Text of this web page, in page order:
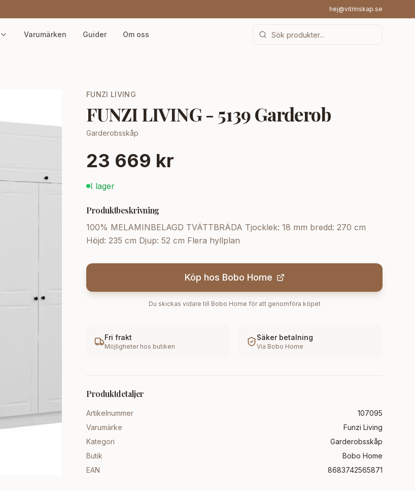
hej@vitrinskap.se
Varumärken Guider Om oss
FUNZI LIVING
FUNZI LIVING - 5139 Garderob
Garderobsskåp
23 669 kr
I lager
Produktbeskrivning
100% MELAMINBELAGD TVÄTTBRÄDA Tjocklek: 18 mm bredd: 270 cm
Höjd: 235 cm Djup: 52 cm Flera hyllplan
Köp hos Bobo Home
Du skickas vidare till Bobo Home för att genomföra köpet
Fri frakt
Möjligheter hos butiken
Säker betalning
Via Bobo Home
Produktdetaljer
Artikelnummer
107095
Varumärke
Funzi Living
Kategori
Garderobsskåp
Butik
Bobo Home
EAN
8683742565871